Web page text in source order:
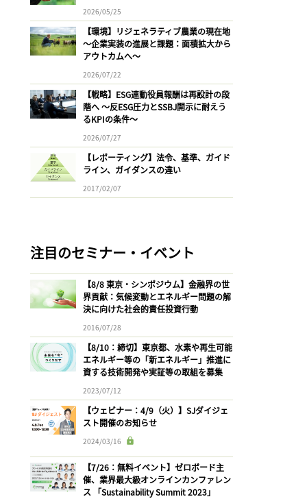
2026/05/25
【環境】リジェネラティブ農業の現在地
〜企業実装の進展と課題：面積拡大から
アウトカムへ〜
2026/07/22
【戦略】ESG連動役員報酬は再設計の段
階へ 〜反ESG圧力とSSBJ開示に耐えう
るKPIの条件〜
2026/07/27
【レポーティング】法令、基準、ガイド
ライン、ガイダンスの違い
2017/02/07
注目のセミナー・イベント
【8/8 東京・シンポジウム】金融界の世
界貢献：気候変動とエネルギー問題の解
決に向けた社会的責任投資行動
2016/07/28
【8/10：締切】東京都、水素や再生可能
エネルギー等の「新エネルギー」推進に
資する技術開発や実証等の取組を募集
2023/07/12
【ウェビナー：4/9（火）】SJダイジェ
スト開催のお知らせ
2024/03/16
【7/26：無料イベント】ゼロボード主
催、業界最大級オンラインカンファレン
ス 「Sustainability Summit 2023」